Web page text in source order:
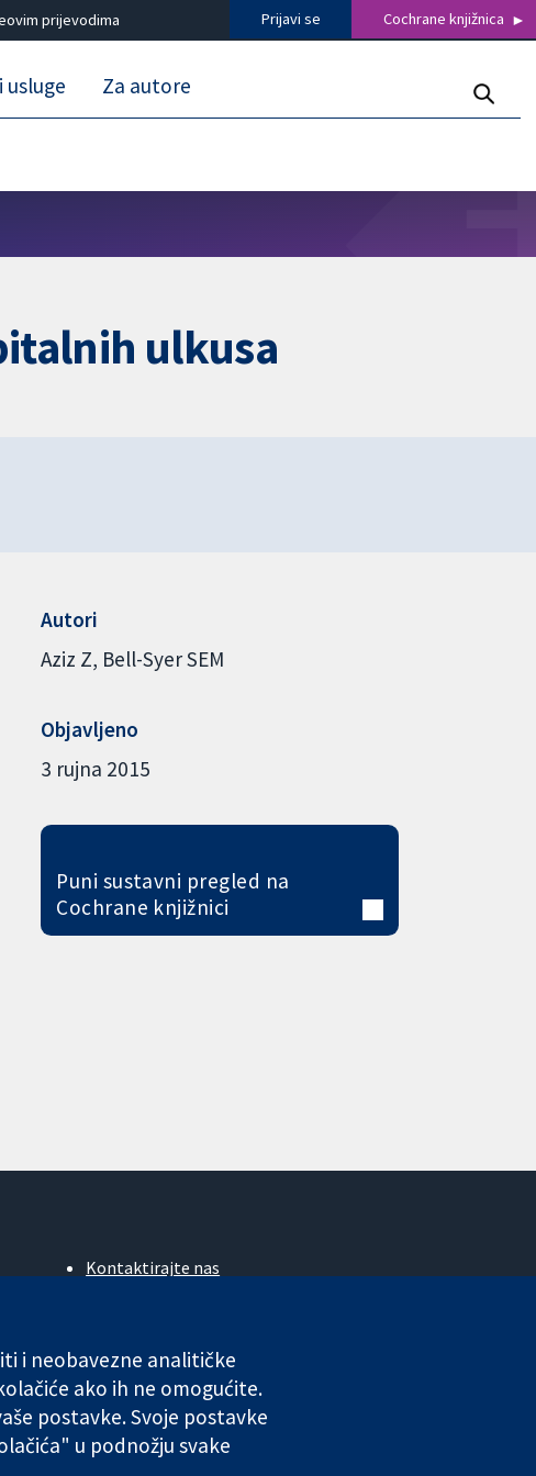
prijevodima Prijavi se Cochrane knjižnica
usluge Za autore
ulkusa
Autori
Aziz Z Bell-Syer SEM
Objavljeno
3 rujna 2015
Puni sustavni pregled na
Cochrane knjižnici
Kontaktirajte nas
Poslovi
Cochrane Library
Wales. VAT registration number GB 718 2127 49.
i neobavezne analitičke
ako ih ne omogućite.
postavke. Svoje postavke
u podnožju svake